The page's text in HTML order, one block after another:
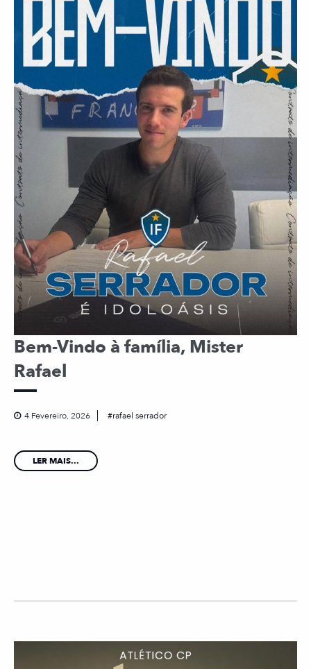
Bem-Vindo à família, Mister
Rafael
4 Fevereiro, 2026 rafael serrador
LER MAIS...